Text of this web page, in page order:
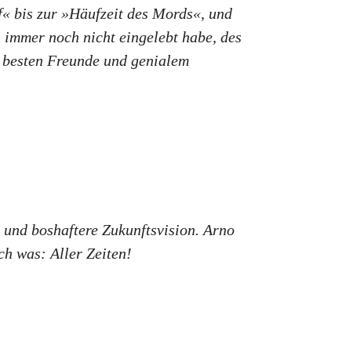
bis zur »Häufzeit des Mords«, und
noch nicht eingelebt habe, des
Freunde und genialem
boshaftere Zukunftsvision. Arno
was: Aller Zeiten!